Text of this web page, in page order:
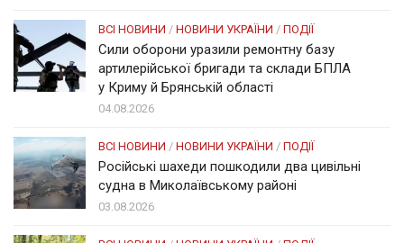
ВСІ НОВИНИ / НОВИНИ УКРАЇНИ / ПОДІЇ
Сили оборони уразили ремонтну базу
артилерійської бригади та склади БПЛА
у Криму й Брянській області
04.08.2026
ВСІ НОВИНИ / НОВИНИ УКРАЇНИ / ПОДІЇ
Російські шахеди пошкодили два цивільні
судна в Миколаївському районі
03.08.2026